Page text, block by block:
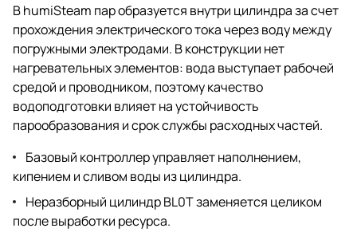
В humiSteam пар образуется внутри цилиндра за счет
прохождения электрического тока через воду между
погружными электродами. В конструкции нет
нагревательных элементов: вода выступает рабочей
средой и проводником, поэтому качество
водоподготовки влияет на устойчивость
парообразования и срок службы расходных частей.
Базовый контроллер управляет наполнением,
кипением и сливом воды из цилиндра.
Неразборный цилиндр BL0T заменяется целиком
после выработки ресурса.